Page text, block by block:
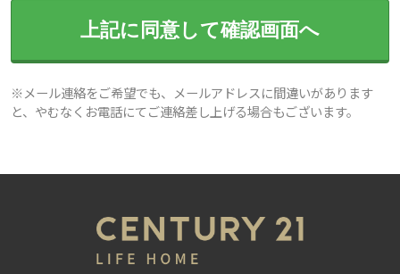
上記に同意して確認画面へ
※メール連絡をご希望でも、メールアドレスに間違いがあります
と、やむなくお電話にてご連絡差し上げる場合もございます。